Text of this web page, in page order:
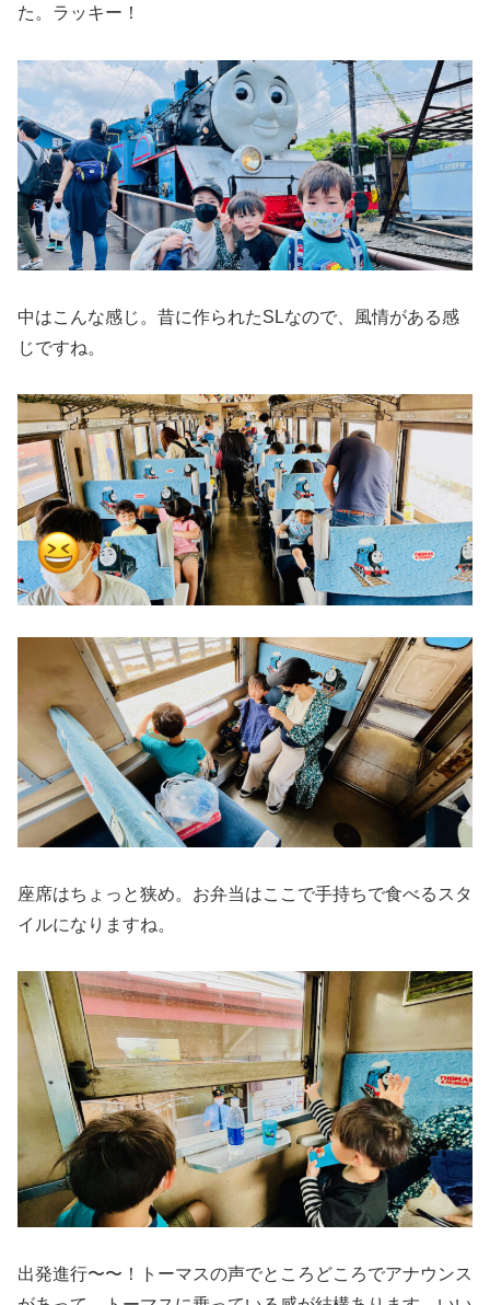
た。ラッキー！
中はこんな感じ。昔に作られたSLなので、風情がある感
じですね。
座席はちょっと狭め。お弁当はここで手持ちで食べるスタ
イルになりますね。
出発進行〜〜！トーマスの声でところどころでアナウンス